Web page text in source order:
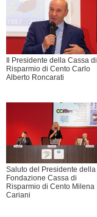
Il Presidente della Cassa di
Risparmio di Cento Carlo
Alberto Roncarati
Saluto del Presidente della
Fondazione Cassa di
Risparmio di Cento Milena
Cariani